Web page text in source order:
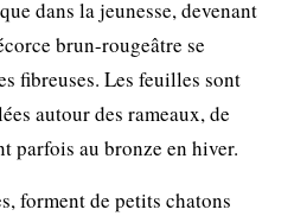
dans la jeunesse, devenant
brun-rougeâtre se
fibreuses. Les feuilles sont
autour des rameaux, de
parfois au bronze en hiver.
forment de petits chatons